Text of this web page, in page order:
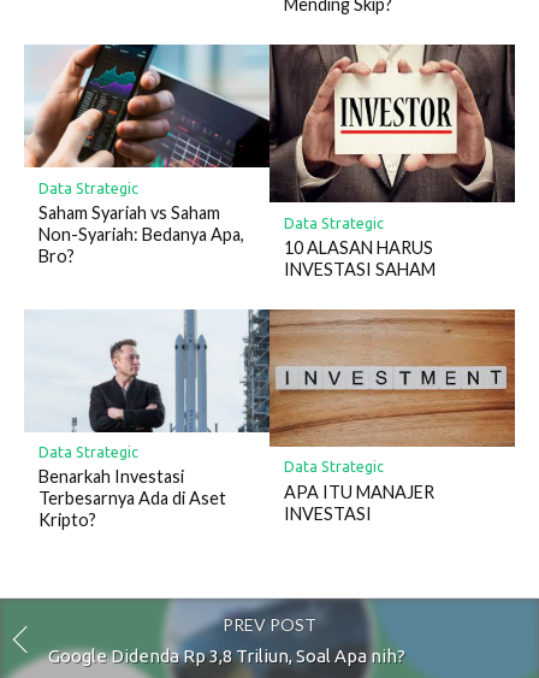
Mending Skip?
Data Strategic
Saham Syariah vs Saham
Non-Syariah: Bedanya Apa,
Bro?
Data Strategic
10 ALASAN HARUS
INVESTASI SAHAM
Data Strategic
Benarkah Investasi
Terbesarnya Ada di Aset
Kripto?
Data Strategic
APA ITU MANAJER
INVESTASI
PREV POST
Google Didenda Rp 3,8 Triliun, Soal Apa nih?